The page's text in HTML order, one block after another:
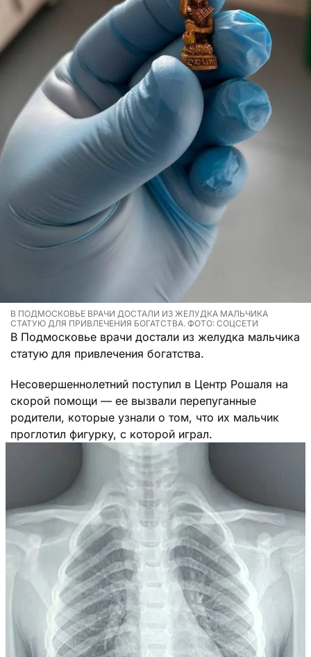
В ПОДМОСКОВЬЕ ВРАЧИ ДОСТАЛИ ИЗ ЖЕЛУДКА МАЛЬЧИКА
СТАТУЮ ДЛЯ ПРИВЛЕЧЕНИЯ БОГАТСТВА. ФОТО: СОЦСЕТИ
В Подмосковье врачи достали из желудка мальчика
статую для привлечения богатства.
Несовершеннолетний поступил в Центр Рошаля на
скорой помощи — ее вызвали перепуганные
родители, которые узнали о том, что их мальчик
проглотил фигурку, с которой играл.